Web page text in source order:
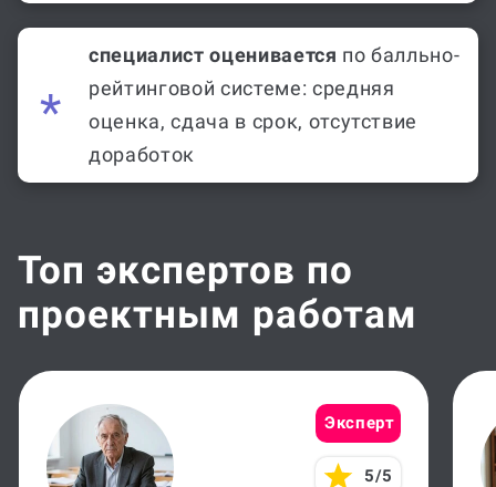
специалист оценивается по балльно-
рейтинговой системе: средняя
оценка, сдача в срок, отсутствие
доработок
Топ экспертов по
проектным работам
Эксперт
5/5